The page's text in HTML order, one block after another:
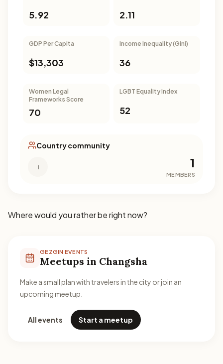
5.92 2.11
GDP Per Capita
$13,303
Income Inequality (Gini)
36
Women Legal
Frameworks Score
70
LGBT Equality Index
52
Country community
I 1
MEMBERS
Where would you rather be right now?
GEZGIN EVENTS
Meetups in Changsha
Make a small plan with travelers in the city or join an
upcoming meetup.
All events Start a meetup